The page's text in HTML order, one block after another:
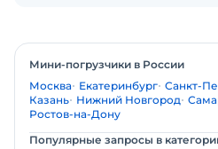
Мини-погрузчики в России
Москва Екатеринбург Санкт-
Казань Нижний Новгород
Ростов-на-Дону
Популярные запросы в